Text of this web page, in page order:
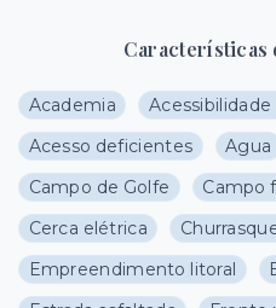
Características
Academia
Acessibilidade
Acesso deficientes
Agua
Campo de Golfe
Campo
Cerca elétrica
Empreendimento litoral